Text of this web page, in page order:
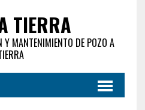
TIERRA
Y MANTENIMIENTO DE POZO A